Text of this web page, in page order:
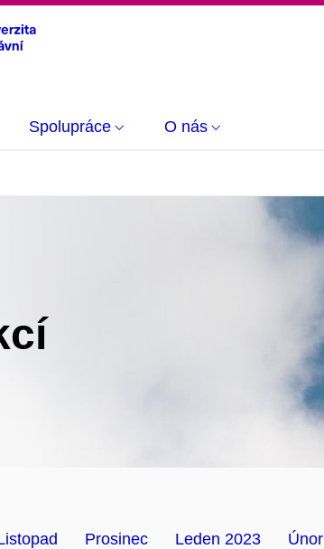
Spolupráce O nás
Prosinec Leden 2023 Únor